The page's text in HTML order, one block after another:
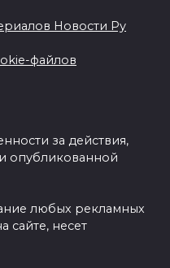
Новости Ру
файлов
за действия,
опубликованной
любых рекламных
сайте, несет